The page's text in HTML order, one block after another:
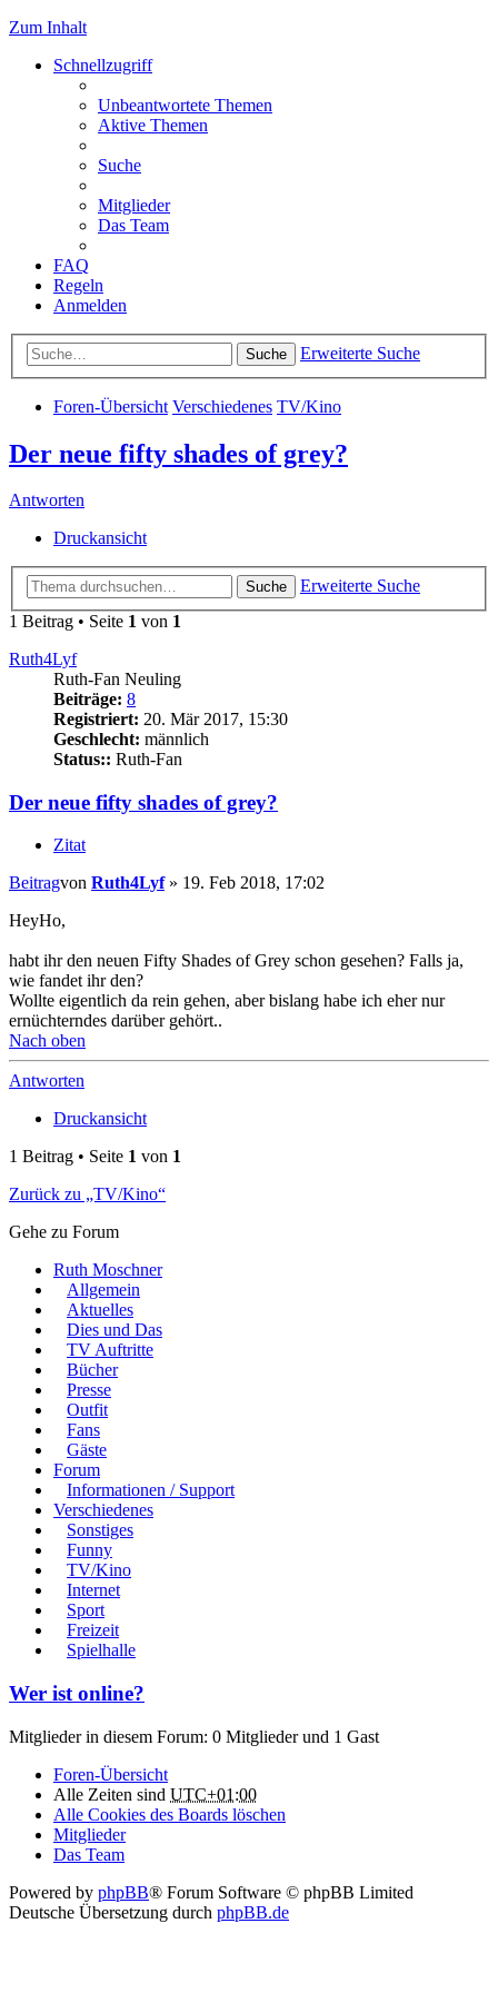
Zum Inhalt
Schnellzugriff
Unbeantwortete Themen
Aktive Themen
Suche
Mitglieder
Das Team
FAQ
Regeln
Anmelden
Suche Erweiterte Suche
Foren-Übersicht Verschiedenes TV/Kino
Der neue fifty shades of grey?
Antworten
Druckansicht
Suche
Erweiterte Suche
1 Beitrag • Seite 1 von 1
Ruth4Lyf
Ruth-Fan Neuling
Beiträge: 8
Registriert: 20. Mär 2017, 15:30
Geschlecht: männlich
Status:: Ruth-Fan
Der neue fifty shades of grey?
Zitat
Beitragvon Ruth4Lyf» 19. Feb 2018, 17:02
HeyHo,
habt ihr den neuen Fifty Shades of Grey schon gesehen? Falls ja,
wie fandet ihr den?
Wollte eigentlich da rein gehen, aber bislang habe ich eher nur
ernüchterndes darüber gehört..
Nach oben
Antworten
Druckansicht
1 Beitrag • Seite 1 von 1
Zurück zu „TV/Kino“
Gehe zu Forum
Ruth Moschner
Allgemein
Aktuelles
Dies und Das
TV Auftritte
Bücher
Presse
Outfit
Fans
Gäste
Forum
Informationen / Support
Verschiedenes
Sonstiges
Funny
TV/Kino
Internet
Sport
Freizeit
Spielhalle
Wer ist online?
Mitglieder in diesem Forum: 0 Mitglieder und 1 Gast
Foren-Übersicht
Alle Zeiten sind UTC+01:00
Alle Cookies des Boards löschen
Mitglieder
Das Team
Powered by phpBB® Forum Software © phpBB Limited
Deutsche Übersetzung durch phpBB.de